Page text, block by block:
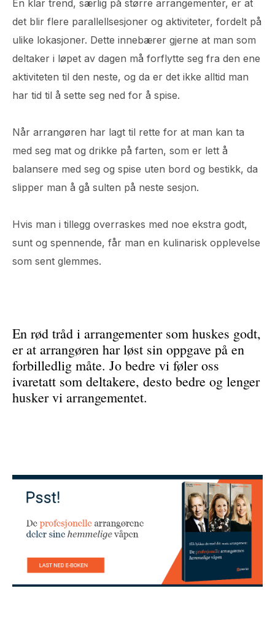
En klar trend, særlig på større arrangementer, er at
det blir flere parallellsesjoner og aktiviteter, fordelt på
ulike lokasjoner. Dette innebærer gjerne at man som
deltaker i løpet av dagen må forflytte seg fra den ene
aktiviteten til den neste, og da er det ikke alltid man
har tid til å sette seg ned for å spise.
Når arrangøren har lagt til rette for at man kan ta
med seg mat og drikke på farten, som er lett å
balansere med seg og spise uten bord og bestikk, da
slipper man å gå sulten på neste sesjon.
Hvis man i tillegg overraskes med noe ekstra godt,
sunt og spennende, får man en kulinarisk opplevelse
som sent glemmes.
En rød tråd i arrangementer som huskes godt,
er at arrangøren har løst sin oppgave på en
forbilledlig måte. Jo bedre vi føler oss
ivaretatt som deltakere, desto bedre og lenger
husker vi arrangementet.